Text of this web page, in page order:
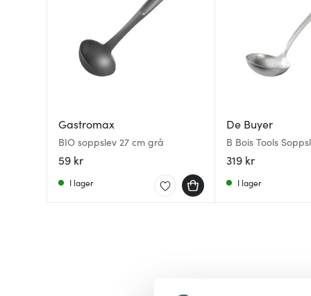
Gastromax
BIO soppslev 27 cm grå
59 kr
I lager
De Buyer
B Bois Tools
319 kr
I lager